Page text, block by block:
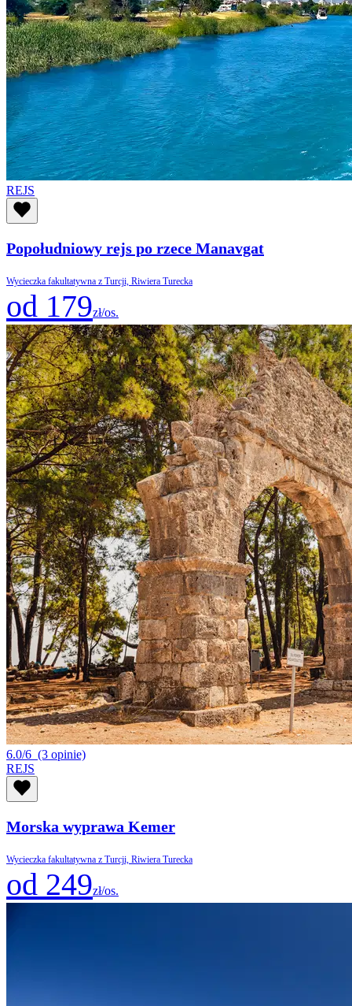
REJS
Popołudniowy rejs po rzece Manavgat
Wycieczka fakultatywna z Turcji, Riwiera Turecka
od 179zł/os.
6.0/6 (3 opinie)
REJS
Morska wyprawa Kemer
Wycieczka fakultatywna z Turcji, Riwiera Turecka
od 249zł/os.